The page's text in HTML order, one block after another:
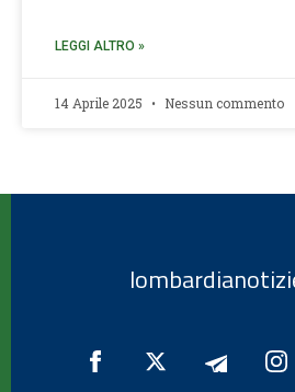
LEGGI ALTRO »
14 Aprile 2025 Nessun commento